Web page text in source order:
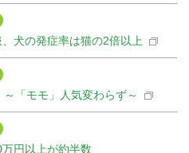
犬の発症率は猫の2倍以上
「モモ」人気変わらず～
円以上が約半数